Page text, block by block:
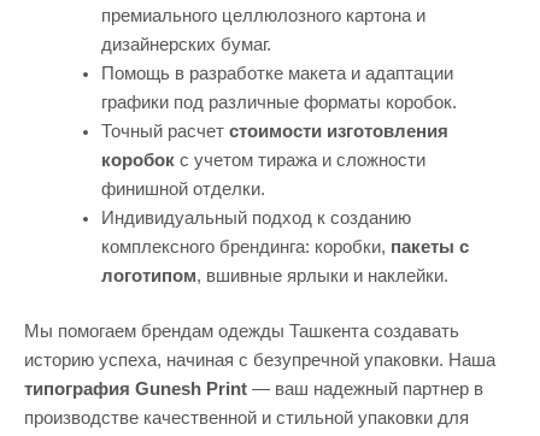
премиального целлюлозного картона и
дизайнерских бумаг.
Помощь в разработке макета и адаптации
графики под различные форматы коробок.
Точный расчет стоимости изготовления
коробокс учетом тиража и сложности
финишной отделки.
Индивидуальный подход к созданию
комплексного брендинга: коробки, пакеты с
логотипом, вшивные ярлыки и наклейки.
Мы помогаем брендам одежды Ташкента создавать
историю успеха, начиная с безупречной упаковки. Наша
типография Gunesh Print — ваш надежный партнер в
производстве качественной и стильной упаковки для